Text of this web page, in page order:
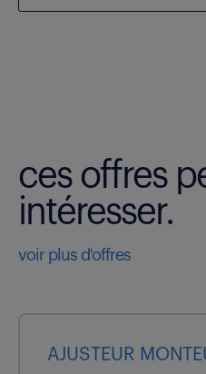
ces offres
intéresser.
voir plus d'offres
AJUSTEUR